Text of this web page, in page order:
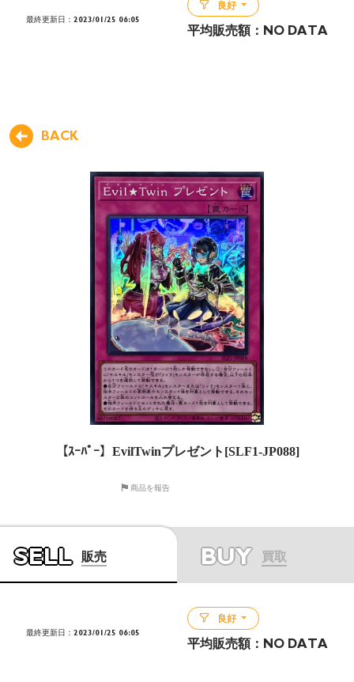
最終更新日：2023/01/25 06:05
良好
平均販売額： NO DATA
BACK
【ｽｰﾊﾟｰ】EvilTwinプレゼント[SLF1-JP088]
商品を報告
SELL 販売 BUY 買取
最終更新日：2023/01/25 06:05
良好
平均販売額： NO DATA